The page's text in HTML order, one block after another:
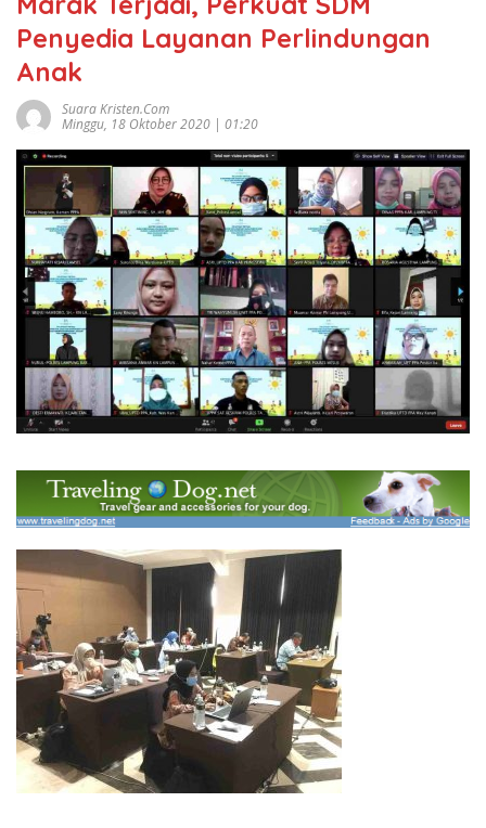
Penyedia Layanan Perlindungan
Anak
Suara Kristen.com
Minggu, 18 Oktober 2020 | 01:20